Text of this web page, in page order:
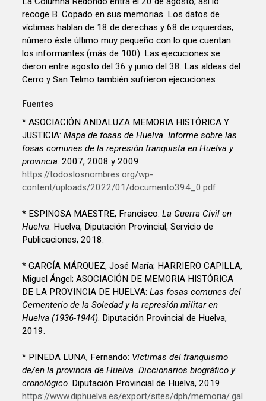
recoge B. Copado en sus memorias. Los datos de
víctimas hablan de 18 de derechas y 68 de izquierdas,
número éste último muy pequeño con lo que cuentan
los informantes (más de 100). Las ejecuciones se
dieron entre agosto del 36 y junio del 38. Las aldeas del
Cerro y San Telmo también sufrieron ejecuciones
Fuentes
* ASOCIACIÓN ANDALUZA MEMORIA HISTÓRICA Y
JUSTICIA:Mapa de fosas de Huelva. Informe sobre las
fosas comunes de la represión franquista en Huelva y
provincia. 2007, 2008 y 2009.
https://todoslosnombres.org/wp-
content/uploads/2022/01/documento394_0.pdf
* ESPINOSA MAESTRE, Francisco:La Guerra Civil en
Huelva. Huelva, Diputación Provincial, Servicio de
Publicaciones, 2018.
* GARCÍA MÁRQUEZ, José María; HARRIERO CAPILLA,
Miguel Ángel; ASOCIACIÓN DE MEMORIA HISTÓRICA
DE LA PROVINCIA DE HUELVA:Las fosas comunes del
Cementerio de la Soledad y la represión militar en
Huelva (1936-1944). Diputación Provincial de Huelva,
2019.
* PINEDA LUNA, Fernando: Víctimas del franquismo
de/en la provincia de Huelva. Diccionarios biográfico y
cronológico. Diputación Provincial de Huelva, 2019.
https://www.diphuelva.es/export/sites/dph/memoria/.gal